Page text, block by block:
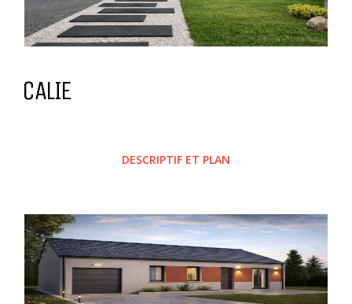
CALIE
DESCRIPTIF ET PLAN